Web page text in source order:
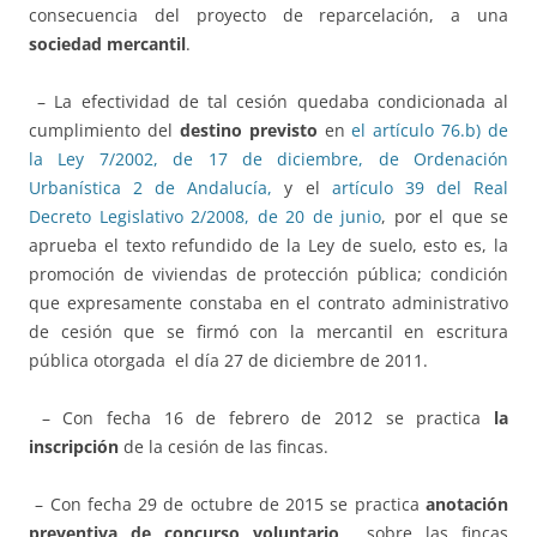
consecuencia del proyecto de reparcelación, a una
sociedad mercantil.
– La efectividad de tal cesión quedaba condicionada al
cumplimiento del destino previsto enel artículo 76.b) de
la Ley 7/2002, de 17 de diciembre, de Ordenación
Urbanística 2 de Andalucía, y el artículo 39 del Real
Decreto Legislativo 2/2008, de 20 de junio, por el que se
aprueba el texto refundido de la Ley de suelo, esto es, la
promoción de viviendas de protección pública; condición
que expresamente constaba en el contrato administrativo
de cesión que se firmó con la mercantil en escritura
pública otorgada el día 27 de diciembre de 2011.
– Con fecha 16 de febrero de 2012 se practica la
inscripción de la cesión de las fincas.
– Con fecha 29 de octubre de 2015 se practica anotación